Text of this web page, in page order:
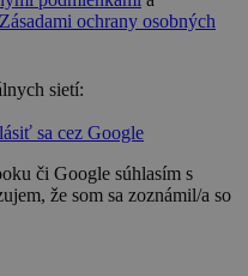
Zásadami ochrany osobných
sietí:
sa cez Google
či Google súhlasím s
že som sa zoznámil/a so